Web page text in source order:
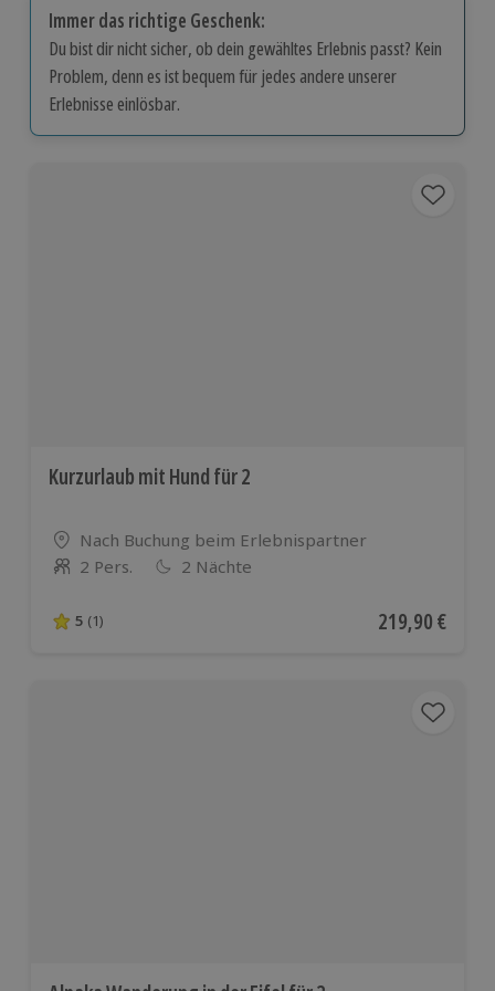
Immer das richtige Geschenk:
Du bist dir nicht sicher, ob dein gewähltes Erlebnis passt? Kein
Problem, denn es ist bequem für jedes andere unserer
Erlebnisse einlösbar.
Kurzurlaub mit Hund für 2
Standort
Nach Buchung beim Erlebnispartner
Anzahl der Teilnehmer
2 Pers. 2 Nächte
5 von 5 Sternen basierend auf 1 Bewertungen
5 (1) Aktueller Preis
219,90 €